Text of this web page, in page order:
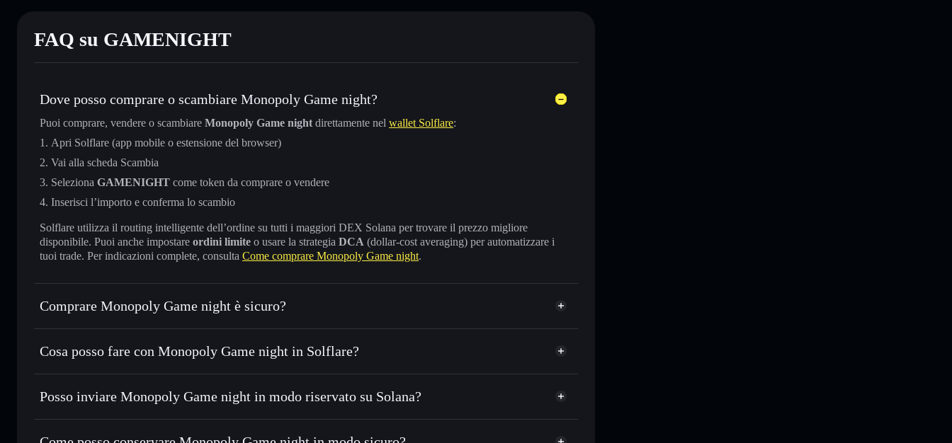
FAQ su GAMENIGHT
Dove posso comprare o scambiare Monopoly Game night?
Puoi comprare, vendere o scambiare Monopoly Game night direttamente nel wallet Solflare:
Apri Solflare (app mobile o estensione del browser)
Vai alla scheda Scambia
Seleziona GAMENIGHT come token da comprare o vendere
Inserisci l’importo e conferma lo scambio
Solflare utilizza il routing intelligente dell’ordine su tutti i maggiori DEX Solana per trovare il prezzo migliore
disponibile. Puoi anche impostare ordini limite o usare la strategia DCA (dollar-cost averaging) per automatizzare i
tuoi trade. Per indicazioni complete, consulta Come comprare Monopoly Game night.
Comprare Monopoly Game night è sicuro?
Monopoly Game night non è verificato
Cosa posso fare con Monopoly Game night in Solflare?
Monopoly Game night
wallet Solflare
Scambiare istantaneamente — scambia GAMENIGHT in SOL, USDC o in migliaia di altri token Solana al
Posso inviare Monopoly Game night in modo riservato su Solana?
Aggregatore di privacy